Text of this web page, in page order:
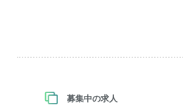
募集中の求人